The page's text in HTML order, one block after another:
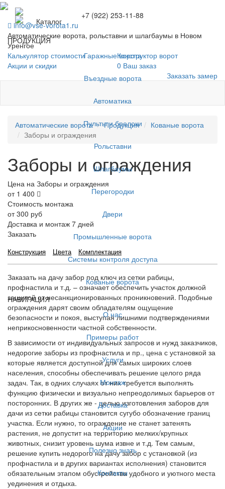
Каталог
ПРОДУКЦИЯ
Гаражные ворота
Въездные ворота
Автоматика
Пульты и брелоки
Рольставни
Шлагбаумы
Перегородки
Двери
Промышленные ворота
Системы контроля доступа
Кованые ворота
НАВИГАЦИЯ
О нас
Примеры работ
Услуги
Монтаж
Доставка
Акции
Полезно знать
Контакты
+7 (922) 253-11-88
info@vse-vorota1.ru
Автоматические ворота, рольставни и шлагбаумы в Новом
Уренгое
Калькулятор стоимости
Конструктор ворот
Акции и скидки
0 Ваш заказ
Заказать замер
Автоматические ворота Продукция
Кованые ворота
Заборы и ограждения
Заборы и ограждения
Цена на Заборы и ограждения
от 1 400
Стоимость монтажа
от 300 руб
Доставка и монтаж 7 дней
Заказать
Конструкция Цвета Комплектация
Заказать на дачу забор под ключ из сетки рабицы,
профнастила и т.д. – означает обеспечить участок должной
защитой от несанкционированных проникновений. Подобные
ограждения дарят своим обладателям ощущение
безопасности и покоя, выступая лишними подтверждениями
неприкосновенности частной собственности.
В зависимости от индивидуальных запросов и нужд заказчиков,
недорогие заборы из профнастила и пр., цена с установкой за
которые является доступной для самых широких слоев
населения, способны обеспечивать решение целого ряда
задач. Так, в одних случаях от них требуется выполнять
функцию физически и визуально непреодолимых барьеров от
посторонних. В других же - целью изготовления заборов для
дачи из сетки рабицы становится сугубо обозначение границ
участка. Если нужно, то ограждение не станет затенять
растения, не допустит на территорию мелких/крупных
животных, снизит уровень шума извне и т.д. Тем самым,
решение купить недорого на дачу забор с установкой (из
профнастила и в других вариантах исполнения) становится
обязательным этапом обустройства удобного и уютного места
уединения и отдыха.